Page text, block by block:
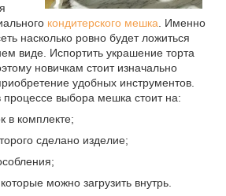
кондитерского мешка . Именно
насколько ровно будет ложиться
виде. Испортить украшение торта
новичкам стоит изначально
удобных инструментов.
выбора мешка стоит на:
в комплекте;
сделано изделие;
можно загрузить внутрь.